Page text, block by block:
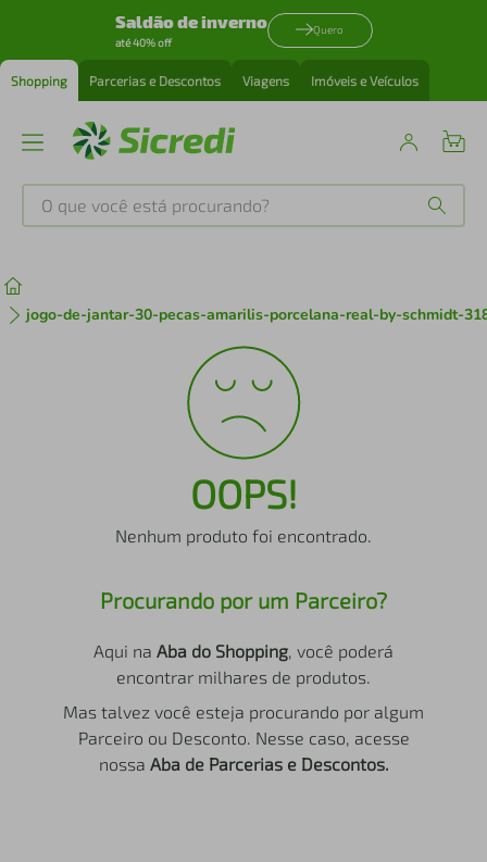
Saldão de inverno
até 40% off
Quero
Shopping Parcerias e Descontos Viagens Imóveis e Veículos
O que você está procurando?
jogo-de-jantar-30-pecas-amarilis-porcelana-real-by-schmidt-
OOPS!
Nenhum produto foi encontrado.
Procurando por um Parceiro?
Aqui na Aba do Shopping, você poderá
encontrar milhares de produtos.
Mas talvez você esteja procurando por algum
Parceiro ou Desconto. Nesse caso, acesse
nossa Aba de Parcerias e Descontos.
iphone